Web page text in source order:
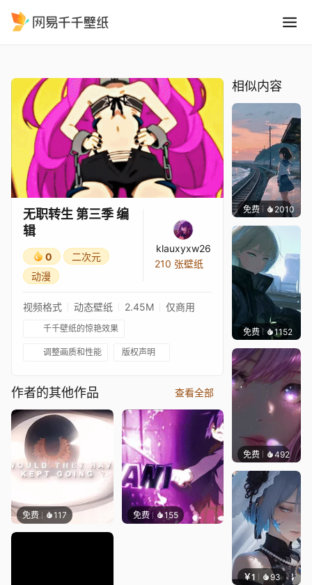
无职转生 第三季 编
辑
0
二次元
动漫
klauxyxw26
210 张壁纸
视频格式 动态壁纸 2.45M 仅商用
千千壁纸的惊艳效果
调整画质和性能 版权声明
作者的其他作品 查看全部
免费 117 免费 155
相似内容
免费 2010辰东
免费 1152辰东
免费 492辰东
￥1 93 辰东